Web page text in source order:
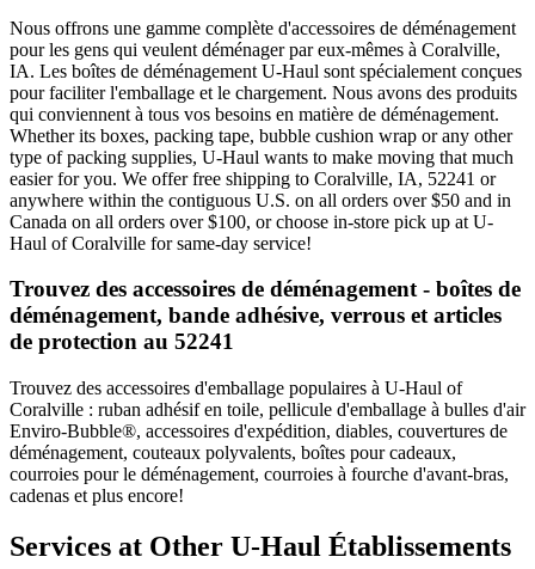
Nous offrons une gamme complète d'accessoires de déménagement
pour les gens qui veulent déménager par eux-mêmes à Coralville,
IA. Les boîtes de déménagement U-Haul sont spécialement conçues
pour faciliter l'emballage et le chargement. Nous avons des produits
qui conviennent à tous vos besoins en matière de déménagement.
Whether its boxes, packing tape, bubble cushion wrap or any other
type of packing supplies, U-Haul wants to make moving that much
easier for you. We offer free shipping to Coralville, IA, 52241 or
anywhere within the contiguous U.S. on all orders over $50 and in
Canada on all orders over $100, or choose in-store pick up at U-
Haul of Coralville for same-day service!
Trouvez des accessoires de déménagement - boîtes de
déménagement, bande adhésive, verrous et articles
de protection au 52241
Trouvez des accessoires d'emballage populaires à U-Haul of
Coralville : ruban adhésif en toile, pellicule d'emballage à bulles d'air
Enviro-Bubble®, accessoires d'expédition, diables, couvertures de
déménagement, couteaux polyvalents, boîtes pour cadeaux,
courroies pour le déménagement, courroies à fourche d'avant-bras,
cadenas et plus encore!
Services at Other U-Haul Établissements